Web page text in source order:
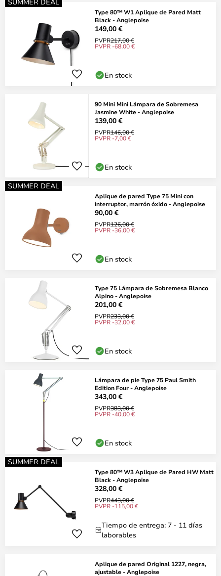
Type 80™ W1 Aplique de Pared Matt
Black - Anglepoise
149,00 €
PVPR217,00 €
PVPR -68,00 €
En stock
90 Mini Mini Lámpara de Sobremesa
Jasmine White - Anglepoise
139,00 €
PVPR146,00 €
PVPR -7,00 €
En stock
SUMMER DEAL
Aplique de pared Type 75 Mini con
interruptor, marrón óxido - Anglepoise
90,00 €
PVPR126,00 €
PVPR -36,00 €
En stock
Type 75 Lámpara de Sobremesa Blanco
Alpino - Anglepoise
201,00 €
PVPR233,00 €
PVPR -32,00 €
En stock
Lámpara de pie Type 75 Paul Smith
Edition Four - Anglepoise
343,00 €
PVPR383,00 €
PVPR -40,00 €
En stock
SUMMER DEAL
Type 80™ W3 Aplique de Pared HW Matt
Black - Anglepoise
328,00 €
PVPR443,00 €
PVPR -115,00 €
Tiempo de entrega: 7 - 11 días
laborables
Aplique de pared Original 1227, negra,
ajustable - Anglepoise